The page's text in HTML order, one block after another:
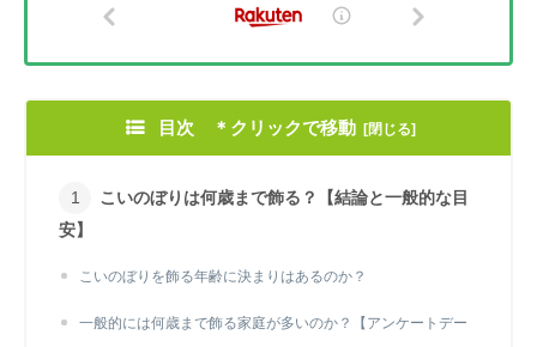
目次 ＊クリックで移動
こいのぼりは何歳まで飾る？【結論と一般的な目
安】
こいのぼりを飾る年齢に決まりはあるのか？
一般的には何歳まで飾る家庭が多いのか？【アンケートデー